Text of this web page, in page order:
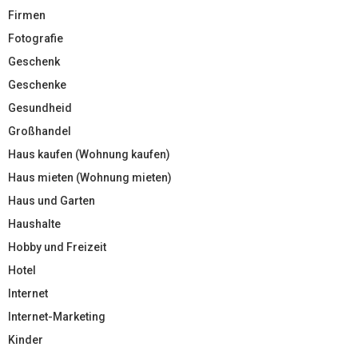
Firmen
Fotografie
Geschenk
Geschenke
Gesundheid
Großhandel
Haus kaufen (Wohnung kaufen)
Haus mieten (Wohnung mieten)
Haus und Garten
Haushalte
Hobby und Freizeit
Hotel
Internet
Internet-Marketing
Kinder